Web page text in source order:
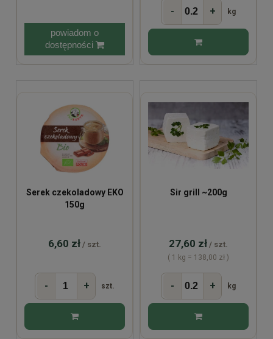
powiadom o
dostępności
- + kg
Serek czekoladowy EKO
150g
6,60 zł / szt.
- + szt.
Sir grill ~200g
27,60 zł / szt.
( 1 kg = 138,00 zł )
- + kg